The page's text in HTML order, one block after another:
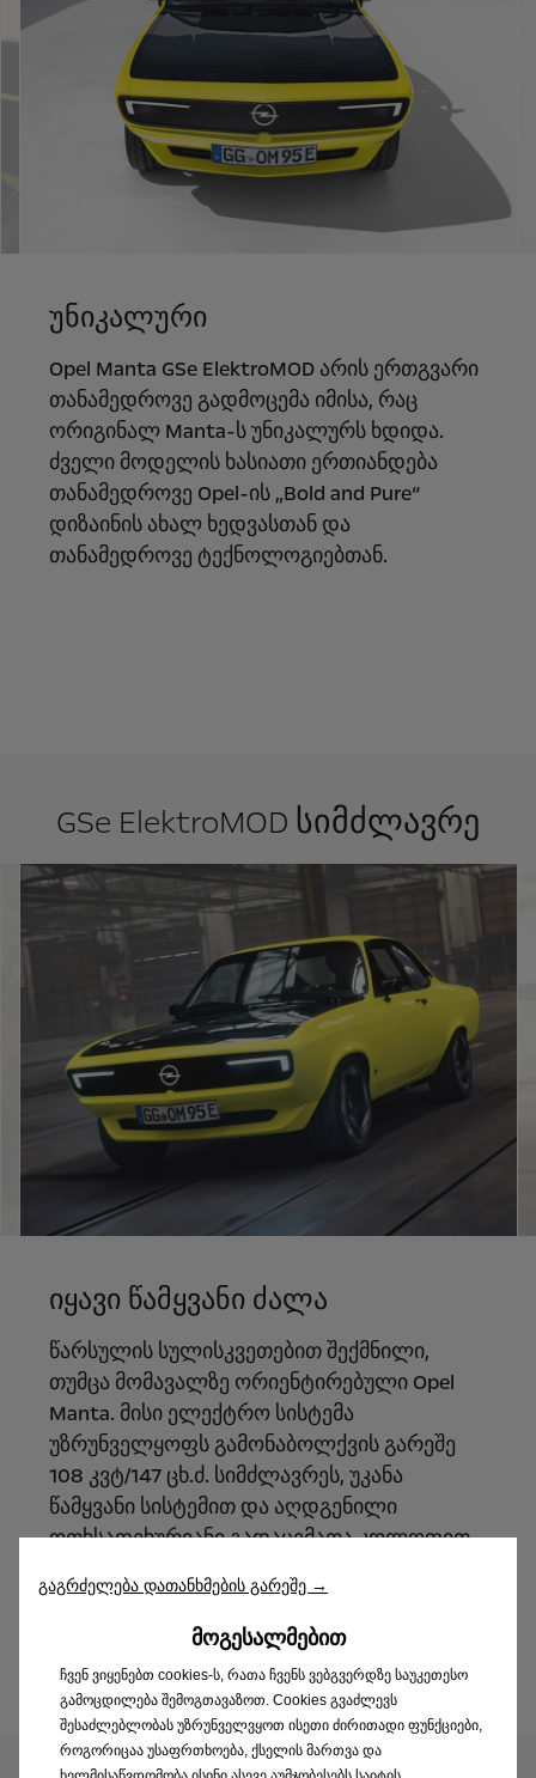
უნიკალური
Opel Manta GSe ElektroMOD არის ერთგვარი
თანამედროვე გადმოცემა იმისა, რაც
ორიგინალ Manta-ს უნიკალურს ხდიდა.
ძველი მოდელის ხასიათი ერთიანდება
თანამედროვე Opel-ის „Bold and Pure“
დიზაინის ახალ ხედვასთან და
თანამედროვე ტექნოლოგიებთან.
GSe ElektroMOD სიმძლავრე
იყავი წამყვანი ძალა
წარსულის სულისკვეთებით შექმნილი,
თუმცა მომავალზე ორიენტირებული Opel
Manta. მისი ელექტრო სისტემა
უზრუნველყოფს გამონაბოლქვის გარეშე
108 კვტ/147 ცხ.ძ. სიმძლავრეს, უკანა
წამყვანი სისტემით და აღდგენილი
ოთხსაფეხურიანი გადაცემათა კოლოფით —
გაგრძელება დათანხმების გარეშე →
ᲛᲝᲒᲔᲡᲐᲚᲛᲔᲑᲘᲗ
ჩვენ ვიყენებთ cookies-ს, რათა ჩვენს ვებგვერდზე საუკეთესო
გამოცდილება შემოგთავაზოთ. Cookies გვაძლევს
შესაძლებლობას უზრუნველვყოთ ისეთი ძირითადი ფუნქციები,
როგორიცაა უსაფრთხოება, ქსელის მართვა და